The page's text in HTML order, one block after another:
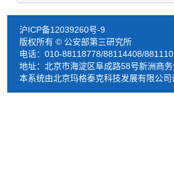
沪ICP备12039260号-9
版权所有 © 公安部第三研究所
电话：010-88118778/88114408/
地址：北京市海淀区阜成路58号新洲商
本系统由北京玛格泰克科技发展有限公司